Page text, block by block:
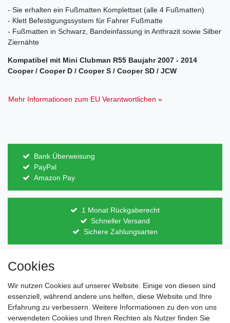
- Sie erhalten ein Fußmatten Komplettset (alle 4 Fußmatten)
- Klett Befestigungssystem für Fahrer Fußmatte
- Fußmatten in Schwarz, Bandeinfassung in Anthrazit sowie Silber
Ziernähte
Kompatibel mit Mini Clubman R55 Baujahr 2007 - 2014
Cooper / Cooper D / Cooper S / Cooper SD / JCW
Mehr Informationen zum EU Verantwortlichen »
Bank Überweisung
PayPal
Amazon Pay
1 Monat Rückgaberecht
Schneller Versand
Sichere Zahlungsarten
Direkt vom Hersteller
Lagerware
Cookies
Wir nutzen Cookies auf unserer Website. Einige von diesen sind
essenziell, während andere uns helfen, diese Website und Ihre
Erfahrung zu verbessern. Weitere Informationen zu den von uns
verwendeten Cookies und Ihren Rechten als Nutzer finden Sie